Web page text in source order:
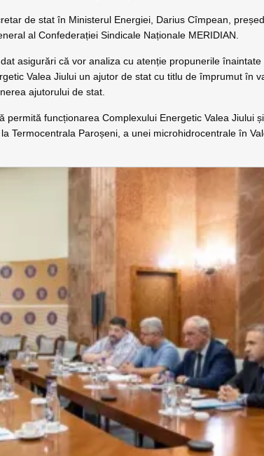
de stat în Ministerul Energiei, Darius Cîmpean,
al Confederației Sindicale Naționale MERIDIAN.
asigurări că vor analiza cu atenție propunerile înaintate
Valea Jiului un ajutor de stat cu titlu de împrumut în
ajutorului de stat.
funcționarea Complexului Energetic Valea Jiului
Termocentrala Paroșeni, a unei microhidrocentrale în